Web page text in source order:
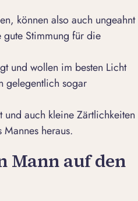
können also auch ungeahnt
Stimmung für die
und wollen im besten Licht
gelegentlich sogar
und auch kleine Zärtlichkeiten
heraus.
Mann auf den